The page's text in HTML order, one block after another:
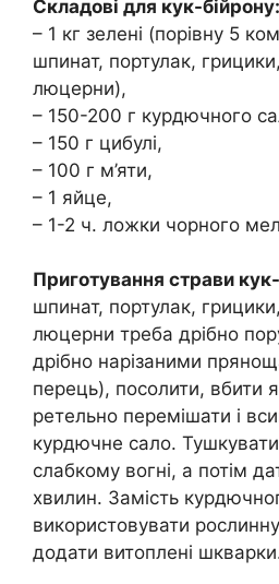
Складові для кук-бійрону:
– 1 кг зелені (порівну 5
шпинат, портулак,
люцерни),
– 150-200 г курдючного
– 150 г цибулі,
– 100 г м’яти,
– 1 яйце,
– 1-2 ч. ложки чорного
Приготування страви
шпинат, портулак,
люцерни треба дрібно
дрібно нарізаними
перець), посолити, вбити
ретельно перемішати і
курдючне сало. Тушкувати
слабкому вогні, а потім
хвилин. Замість
використовувати
додати витоплені